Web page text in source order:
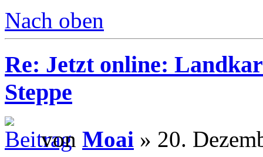
Nach oben
Re: Jetzt online:
Steppe
von Moai » 20.